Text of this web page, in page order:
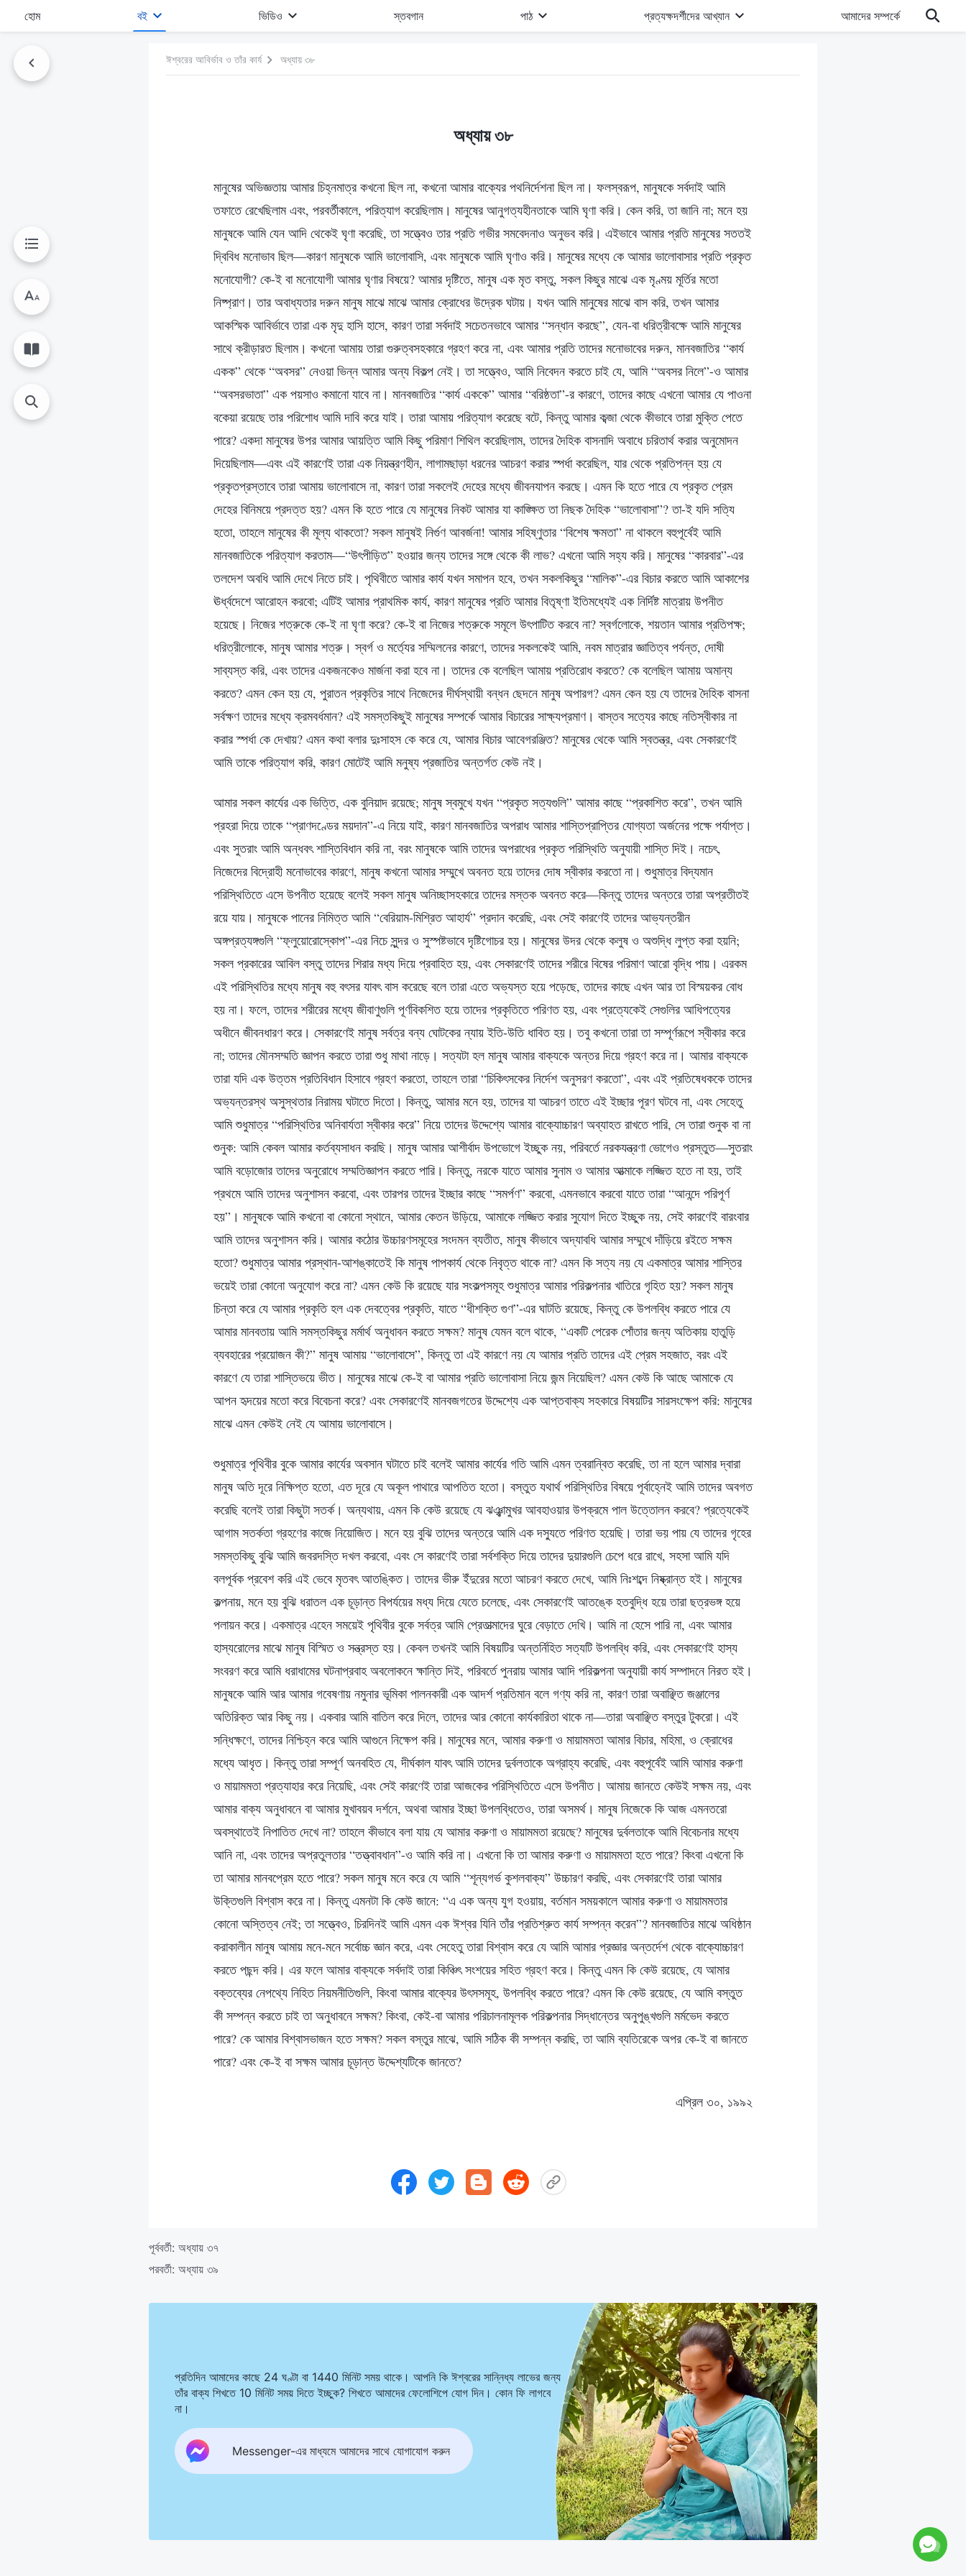
হোম বই ভিডিও স্তবগান পাঠ প্রত্যক্ষদর্শীদের আখ্যান আমাদের সম্পর্কে
ঈশ্বরের আবির্ভাব ও তাঁর কার্য অধ্যায় ৩৮
অধ্যায় ৩৮
মানুষের অভিজ্ঞতায় আমার চিহ্নমাত্র কখনো ছিল না, কখনো আমার বাক্যের পথনির্দেশনা ছিল না। ফলস্বরূপ, মানুষকে সর্বদাই আমি
তফাতে রেখেছিলাম এবং, পরবর্তীকালে, পরিত্যাগ করেছিলাম। মানুষের আনুগত্যহীনতাকে আমি ঘৃণা করি। কেন করি, তা জানি না; মনে হয়
মানুষকে আমি যেন আদি থেকেই ঘৃণা করেছি, তা সত্ত্বেও তার প্রতি গভীর সমবেদনাও অনুভব করি। এইভাবে আমার প্রতি মানুষের সততই
দ্বিবিধ মনোভাব ছিল—কারণ মানুষকে আমি ভালোবাসি, এবং মানুষকে আমি ঘৃণাও করি। মানুষের মধ্যে কে আমার ভালোবাসার প্রতি প্রকৃত
মনোযোগী? কে-ই বা মনোযোগী আমার ঘৃণার বিষয়ে? আমার দৃষ্টিতে, মানুষ এক মৃত বস্তু, সকল কিছুর মাঝে এক মৃণ্ময় মূর্তির মতো
নিষ্প্রাণ। তার অবাধ্যতার দরুন মানুষ মাঝে মাঝে আমার ক্রোধের উদ্রেক ঘটায়। যখন আমি মানুষের মাঝে বাস করি, তখন আমার
আকস্মিক আবির্ভাবে তারা এক মৃদু হাসি হাসে, কারণ তারা সর্বদাই সচেতনভাবে আমার “সন্ধান করছে”, যেন-বা ধরিত্রীবক্ষে আমি মানুষের
সাথে ক্রীড়ারত ছিলাম। কখনো আমায় তারা গুরুত্বসহকারে গ্রহণ করে না, এবং আমার প্রতি তাদের মনোভাবের দরুন, মানবজাতির “কার্য
একক” থেকে “অবসর” নেওয়া ভিন্ন আমার অন্য বিকল্প নেই। তা সত্ত্বেও, আমি নিবেদন করতে চাই যে, আমি “অবসর নিলে”-ও আমার
“অবসরভাতা” এক পয়সাও কমানো যাবে না। মানবজাতির “কার্য এককে” আমার “বরিষ্ঠতা”-র কারণে, তাদের কাছে এখনো আমার যে পাওনা
বকেয়া রয়েছে তার পরিশোধ আমি দাবি করে যাই। তারা আমায় পরিত্যাগ করেছে বটে, কিন্তু আমার কব্জা থেকে কীভাবে তারা মুক্তি পেতে
পারে? একদা মানুষের উপর আমার আয়ত্তি আমি কিছু পরিমাণ শিথিল করেছিলাম, তাদের দৈহিক বাসনাদি অবাধে চরিতার্থ করার অনুমোদন
দিয়েছিলাম—এবং এই কারণেই তারা এক নিয়ন্ত্রণহীন, লাগামছাড়া ধরনের আচরণ করার স্পর্ধা করেছিল, যার থেকে প্রতিপন্ন হয় যে
প্রকৃতপ্রস্তাবে তারা আমায় ভালোবাসে না, কারণ তারা সকলেই দেহের মধ্যে জীবনযাপন করছে। এমন কি হতে পারে যে প্রকৃত প্রেম
দেহের বিনিময়ে প্রদত্ত হয়? এমন কি হতে পারে যে মানুষের নিকট আমার যা কাঙ্ক্ষিত তা নিছক দৈহিক “ভালোবাসা”? তা-ই যদি সত্যি
হতো, তাহলে মানুষের কী মূল্য থাকতো? সকল মানুষই নির্গুণ আবর্জনা! আমার সহিষ্ণুতার “বিশেষ ক্ষমতা” না থাকলে বহুপূর্বেই আমি
মানবজাতিকে পরিত্যাগ করতাম—“উৎপীড়িত” হওয়ার জন্য তাদের সঙ্গে থেকে কী লাভ? এখনো আমি সহ্য করি। মানুষের “কারবার”-এর
তলদেশ অবধি আমি দেখে নিতে চাই। পৃথিবীতে আমার কার্য যখন সমাপন হবে, তখন সকলকিছুর “মালিক”-এর বিচার করতে আমি আকাশের
ঊর্ধ্বদেশে আরোহন করবো; এটিই আমার প্রাথমিক কার্য, কারণ মানুষের প্রতি আমার বিতৃষ্ণা ইতিমধ্যেই এক নির্দিষ্ট মাত্রায় উপনীত
হয়েছে। নিজের শত্রুকে কে-ই না ঘৃণা করে? কে-ই বা নিজের শত্রুকে সমূলে উৎপাটিত করবে না? স্বর্গলোকে, শয়তান আমার প্রতিপক্ষ;
ধরিত্রীলোকে, মানুষ আমার শত্রু। স্বর্গ ও মর্ত্যের সম্মিলনের কারণে, তাদের সকলকেই আমি, নবম মাত্রার জ্ঞাতিত্ব পর্যন্ত, দোষী
সাব্যস্ত করি, এবং তাদের একজনকেও মার্জনা করা হবে না। তাদের কে বলেছিল আমায় প্রতিরোধ করতে? কে বলেছিল আমায় অমান্য
করতে? এমন কেন হয় যে, পুরাতন প্রকৃতির সাথে নিজেদের দীর্ঘস্থায়ী বন্ধন ছেদনে মানুষ অপারগ? এমন কেন হয় যে তাদের দৈহিক বাসনা
সর্বক্ষণ তাদের মধ্যে ক্রমবর্ধমান? এই সমস্তকিছুই মানুষের সম্পর্কে আমার বিচারের সাক্ষ্যপ্রমাণ। বাস্তব সত্যের কাছে নতিস্বীকার না
করার স্পর্ধা কে দেখায়? এমন কথা বলার দুঃসাহস কে করে যে, আমার বিচার আবেগরঞ্জিত? মানুষের থেকে আমি স্বতন্ত্র, এবং সেকারণেই
আমি তাকে পরিত্যাগ করি, কারণ মোটেই আমি মনুষ্য প্রজাতির অন্তর্গত কেউ নই।
আমার সকল কার্যের এক ভিত্তি, এক বুনিয়াদ রয়েছে; মানুষ স্বমুখে যখন “প্রকৃত সত্যগুলি” আমার কাছে “প্রকাশিত করে”, তখন আমি
প্রহরা দিয়ে তাকে “প্রাণদণ্ডের ময়দান”-এ নিয়ে যাই, কারণ মানবজাতির অপরাধ আমার শাস্তিপ্রাপ্তির যোগ্যতা অর্জনের পক্ষে পর্যাপ্ত।
এবং সুতরাং আমি অন্ধবৎ শাস্তিবিধান করি না, বরং মানুষকে আমি তাদের অপরাধের প্রকৃত পরিস্থিতি অনুযায়ী শাস্তি দিই। নচেৎ,
নিজেদের বিদ্রোহী মনোভাবের কারণে, মানুষ কখনো আমার সম্মুখে অবনত হয়ে তাদের দোষ স্বীকার করতো না। শুধুমাত্র বিদ্যমান
পরিস্থিতিতে এসে উপনীত হয়েছে বলেই সকল মানুষ অনিচ্ছাসহকারে তাদের মস্তক অবনত করে—কিন্তু তাদের অন্তরে তারা অপ্রতীতই
রয়ে যায়। মানুষকে পানের নিমিত্ত আমি “বেরিয়াম-মিশ্রিত আহার্য” প্রদান করেছি, এবং সেই কারণেই তাদের আভ্যন্তরীন
অঙ্গপ্রত্যঙ্গগুলি “ফ্লুয়োরোস্কোপ”-এর নিচে সুন্দর ও সুস্পষ্টভাবে দৃষ্টিগোচর হয়। মানুষের উদর থেকে কলুষ ও অশুদ্ধি লুপ্ত করা হয়নি;
সকল প্রকারের আবিল বস্তু তাদের শিরার মধ্য দিয়ে প্রবাহিত হয়, এবং সেকারণেই তাদের শরীরে বিষের পরিমাণ আরো বৃদ্ধি পায়। এরকম
এই পরিস্থিতির মধ্যে মানুষ বহু বৎসর যাবৎ বাস করেছে বলে তারা এতে অভ্যস্ত হয়ে পড়েছে, তাদের কাছে এখন আর তা বিস্ময়কর বোধ
হয় না। ফলে, তাদের শরীরের মধ্যে জীবাণুগুলি পূর্ণবিকশিত হয়ে তাদের প্রকৃতিতে পরিণত হয়, এবং প্রত্যেকেই সেগুলির আধিপত্যের
অধীনে জীবনধারণ করে। সেকারণেই মানুষ সর্বত্র বন্য ঘোটকের ন্যায় ইতি-উতি ধাবিত হয়। তবু কখনো তারা তা সম্পূর্ণরূপে স্বীকার করে
না; তাদের মৌনসম্মতি জ্ঞাপন করতে তারা শুধু মাথা নাড়ে। সত্যটা হল মানুষ আমার বাক্যকে অন্তর দিয়ে গ্রহণ করে না। আমার বাক্যকে
তারা যদি এক উত্তম প্রতিবিধান হিসাবে গ্রহণ করতো, তাহলে তারা “চিকিৎসকের নির্দেশ অনুসরণ করতো”, এবং এই প্রতিষেধককে তাদের
অভ্যন্তরস্থ অসুস্থতার নিরাময় ঘটাতে দিতো। কিন্তু, আমার মনে হয়, তাদের যা আচরণ তাতে এই ইচ্ছার পূরণ ঘটবে না, এবং সেহেতু
আমি শুধুমাত্র “পরিস্থিতির অনিবার্যতা স্বীকার করে” নিয়ে তাদের উদ্দেশ্যে আমার বাক্যোচ্চারণ অব্যাহত রাখতে পারি, সে তারা শুনুক বা না
শুনুক: আমি কেবল আমার কর্তব্যসাধন করছি। মানুষ আমার আশীর্বাদ উপভোগে ইচ্ছুক নয়, পরিবর্তে নরকযন্ত্রণা ভোগেও প্রস্তুত—সুতরাং
আমি বড়োজোর তাদের অনুরোধে সম্মতিজ্ঞাপন করতে পারি। কিন্তু, নরকে যাতে আমার সুনাম ও আমার আত্মাকে লজ্জিত হতে না হয়, তাই
প্রথমে আমি তাদের অনুশাসন করবো, এবং তারপর তাদের ইচ্ছার কাছে “সমর্পণ” করবো, এমনভাবে করবো যাতে তারা “আনন্দে পরিপূর্ণ
হয়”। মানুষকে আমি কখনো বা কোনো স্থানে, আমার কেতন উড়িয়ে, আমাকে লজ্জিত করার সুযোগ দিতে ইচ্ছুক নয়, সেই কারণেই বারংবার
আমি তাদের অনুশাসন করি। আমার কঠোর উচ্চারণসমূহের সংদমন ব্যতীত, মানুষ কীভাবে অদ্যাবধি আমার সম্মুখে দাঁড়িয়ে রইতে সক্ষম
হতো? শুধুমাত্র আমার প্রস্থান-আশঙ্কাতেই কি মানুষ পাপকার্য থেকে নিবৃত্ত থাকে না? এমন কি সত্য নয় যে একমাত্র আমার শাস্তির
ভয়েই তারা কোনো অনুযোগ করে না? এমন কেউ কি রয়েছে যার সংকল্পসমূহ শুধুমাত্র আমার পরিকল্পনার খাতিরে গৃহিত হয়? সকল মানুষ
চিন্তা করে যে আমার প্রকৃতি হল এক দেবত্বের প্রকৃতি, যাতে “ধীশক্তি গুণ”-এর ঘাটতি রয়েছে, কিন্তু কে উপলব্ধি করতে পারে যে
আমার মানবতায় আমি সমস্তকিছুর মর্মার্থ অনুধাবন করতে সক্ষম? মানুষ যেমন বলে থাকে, “একটি পেরেক পোঁতার জন্য অতিকায় হাতুড়ি
ব্যবহারের প্রয়োজন কী?” মানুষ আমায় “ভালোবাসে”, কিন্তু তা এই কারণে নয় যে আমার প্রতি তাদের এই প্রেম সহজাত, বরং এই
কারণে যে তারা শাস্তিভয়ে ভীত। মানুষের মাঝে কে-ই বা আমার প্রতি ভালোবাসা নিয়ে জন্ম নিয়েছিল? এমন কেউ কি আছে আমাকে যে
আপন হৃদয়ের মতো করে বিবেচনা করে? এবং সেকারণেই মানবজগতের উদ্দেশ্যে এক আপ্তবাক্য সহকারে বিষয়টির সারসংক্ষেপ করি: মানুষের
মাঝে এমন কেউই নেই যে আমায় ভালোবাসে।
শুধুমাত্র পৃথিবীর বুকে আমার কার্যের অবসান ঘটাতে চাই বলেই আমার কার্যের গতি আমি এমন ত্বরান্বিত করেছি, তা না হলে আমার দ্বারা
মানুষ অতি দূরে নিক্ষিপ্ত হতো, এত দূরে যে অকূল পাথারে আপতিত হতো। বস্তুত যথার্থ পরিস্থিতির বিষয়ে পূর্বাহ্নেই আমি তাদের অবগত
করেছি বলেই তারা কিছুটা সতর্ক। অন্যথায়, এমন কি কেউ রয়েছে যে ঝঞ্ঝামুখর আবহাওয়ার উপক্রমে পাল উত্তোলন করবে? প্রত্যেকেই
আগাম সতর্কতা গ্রহণের কাজে নিয়োজিত। মনে হয় বুঝি তাদের অন্তরে আমি এক দস্যুতে পরিণত হয়েছি। তারা ভয় পায় যে তাদের গৃহের
সমস্তকিছু বুঝি আমি জবরদস্তি দখল করবো, এবং সে কারণেই তারা সর্বশক্তি দিয়ে তাদের দুয়ারগুলি চেপে ধরে রাখে, সহসা আমি যদি
বলপূর্বক প্রবেশ করি এই ভেবে মৃতবৎ আতঙ্কিত। তাদের ভীরু ইঁদুরের মতো আচরণ করতে দেখে, আমি নিঃশব্দে নিষ্ক্রান্ত হই। মানুষের
কল্পনায়, মনে হয় বুঝি ধরাতল এক চূড়ান্ত বিপর্যয়ের মধ্য দিয়ে যেতে চলেছে, এবং সেকারণেই আতঙ্কে হতবুদ্ধি হয়ে তারা ছত্রভঙ্গ হয়ে
পলায়ন করে। একমাত্র এহেন সময়েই পৃথিবীর বুকে সর্বত্র আমি প্রেতাত্মাদের ঘুরে বেড়াতে দেখি। আমি না হেসে পারি না, এবং আমার
হাস্যরোলের মাঝে মানুষ বিস্মিত ও সন্ত্রস্ত হয়। কেবল তখনই আমি বিষয়টির অন্তর্নিহিত সত্যটি উপলব্ধি করি, এবং সেকারণেই হাস্য
সংবরণ করে আমি ধরাধামের ঘটনাপ্রবাহ অবলোকনে ক্ষান্তি দিই, পরিবর্তে পুনরায় আমার আদি পরিকল্পনা অনুযায়ী কার্য সম্পাদনে নিরত হই।
মানুষকে আমি আর আমার গবেষণায় নমুনার ভূমিকা পালনকারী এক আদর্শ প্রতিমান বলে গণ্য করি না, কারণ তারা অবাঞ্ছিত জঞ্জালের
অতিরিক্ত আর কিছু নয়। একবার আমি বাতিল করে দিলে, তাদের আর কোনো কার্যকারিতা থাকে না—তারা অবাঞ্ছিত বস্তুর টুকরো। এই
সন্ধিক্ষণে, তাদের নিশ্চিহ্ন করে আমি আগুনে নিক্ষেপ করি। মানুষের মনে, আমার করুণা ও মায়ামমতা আমার বিচার, মহিমা, ও ক্রোধের
মধ্যে আধৃত। কিন্তু তারা সম্পূর্ণ অনবহিত যে, দীর্ঘকাল যাবৎ আমি তাদের দুর্বলতাকে অগ্রাহ্য করেছি, এবং বহুপূর্বেই আমি আমার করুণা
ও মায়ামমতা প্রত্যাহার করে নিয়েছি, এবং সেই কারণেই তারা আজকের পরিস্থিতিতে এসে উপনীত। আমায় জানতে কেউই সক্ষম নয়, এবং
আমার বাক্য অনুধাবনে বা আমার মুখাবয়ব দর্শনে, অথবা আমার ইচ্ছা উপলব্ধিতেও, তারা অসমর্থ। মানুষ নিজেকে কি আজ এমনতরো
অবস্থাতেই নিপাতিত দেখে না? তাহলে কীভাবে বলা যায় যে আমার করুণা ও মায়ামমতা রয়েছে? মানুষের দুর্বলতাকে আমি বিবেচনার মধ্যে
আনি না, এবং তাদের অপ্রতুলতার “তত্ত্বাবধান”-ও আমি করি না। এখনো কি তা আমার করুণা ও মায়ামমতা হতে পারে? কিংবা এখনো কি
তা আমার মানবপ্রেম হতে পারে? সকল মানুষ মনে করে যে আমি “শূন্যগর্ভ কুশলবাক্য” উচ্চারণ করছি, এবং সেকারণেই তারা আমার
উক্তিগুলি বিশ্বাস করে না। কিন্তু এমনটা কি কেউ জানে: “এ এক অন্য যুগ হওয়ায়, বর্তমান সময়কালে আমার করুণা ও মায়ামমতার
কোনো অস্তিত্ব নেই; তা সত্ত্বেও, চিরদিনই আমি এমন এক ঈশ্বর যিনি তাঁর প্রতিশ্রুত কার্য সম্পন্ন করেন”? মানবজাতির মাঝে অধিষ্ঠান
করাকালীন মানুষ আমায় মনে-মনে সর্বোচ্চ জ্ঞান করে, এবং সেহেতু তারা বিশ্বাস করে যে আমি আমার প্রজ্ঞার অন্তর্দেশ থেকে বাক্যোচ্চারণ
করতে পছন্দ করি। এর ফলে আমার বাক্যকে সর্বদাই তারা কিঞ্চিৎ সংশয়ের সহিত গ্রহণ করে। কিন্তু এমন কি কেউ রয়েছে, যে আমার
বক্তব্যের নেপথ্যে নিহিত নিয়মনীতিগুলি, কিংবা আমার বাক্যের উৎসসমূহ, উপলব্ধি করতে পারে? এমন কি কেউ রয়েছে, যে আমি বস্তুত
কী সম্পন্ন করতে চাই তা অনুধাবনে সক্ষম? কিংবা, কেই-বা আমার পরিচালনামূলক পরিকল্পনার সিদ্ধান্তের অনুপুঙ্খগুলি মর্মভেদ করতে
পারে? কে আমার বিশ্বাসভাজন হতে সক্ষম? সকল বস্তুর মাঝে, আমি সঠিক কী সম্পন্ন করছি, তা আমি ব্যতিরেকে অপর কে-ই বা জানতে
পারে? এবং কে-ই বা সক্ষম আমার চূড়ান্ত উদ্দেশ্যটিকে জানতে?
এপ্রিল ৩০, ১৯৯২
পূর্ববর্তী: অধ্যায় ৩৭
পরবর্তী: অধ্যায় ৩৯
প্রতিদিন আমাদের কাছে 24 ঘণ্টা বা 1440 মিনিট সময় থাকে। আপনি কি ঈশ্বরের সান্নিধ্য লাভের জন্য
তাঁর বাক্য শিখতে 10 মিনিট সময় দিতে ইচ্ছুক? শিখতে আমাদের ফেলোশিপে যোগ দিন। কোন ফি লাগবে
না।
Messenger-এর মাধ্যমে আমাদের সাথে যোগাযোগ করুন